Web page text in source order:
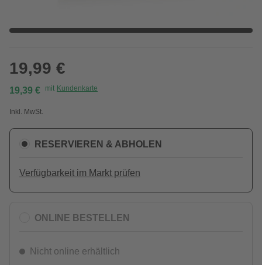
19,99 €
19,39 € mit Kundenkarte
Inkl. MwSt.
RESERVIEREN & ABHOLEN
Verfügbarkeit im Markt prüfen
ONLINE BESTELLEN
Nicht online erhältlich